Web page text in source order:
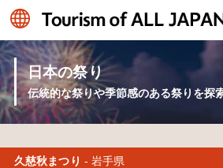
日本の祭り
伝統的な祭りや季節感のある祭りを探
久慈秋まつり - 岩手県